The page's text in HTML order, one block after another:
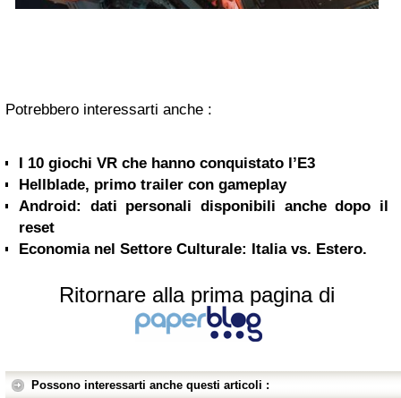
Potrebbero interessarti anche :
I 10 giochi VR che hanno conquistato l’E3
Hellblade, primo trailer con gameplay
Android: dati personali disponibili anche dopo il
reset
Economia nel Settore Culturale: Italia vs. Estero.
Ritornare alla prima pagina di
Possono interessarti anche questi articoli :